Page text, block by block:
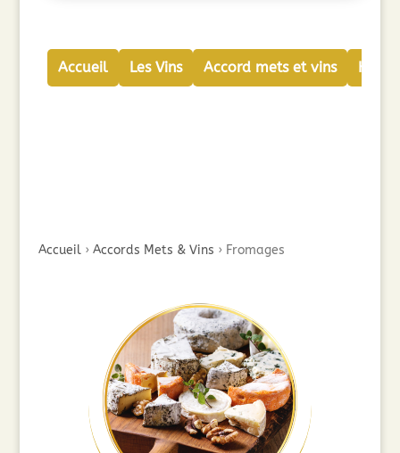
Accueil Les Vins Accord mets et vins
Accueil› Accords Mets & Vins › Fromages